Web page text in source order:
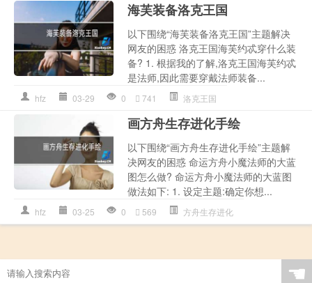
海芙装备洛克王国
以下围绕“海芙装备洛克王国”主题解决
网友的困惑 洛克王国海芙约忒穿什么装
备? 1. 根据我的了解,洛克王国海芙约忒
是法师,因此需要穿戴法师装备...
hfz 03-29 0 741 洛克王国
画方舟生存进化手绘
以下围绕“画方舟生存进化手绘”主题解
决网友的困惑 命运方舟小魔法师的大蓝
图怎么做? 命运方舟小魔法师的大蓝图
做法如下: 1. 设定主题:确定你想...
hfz 03-25 0 569 方舟生存进化
☚